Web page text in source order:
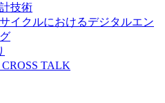
技術
イクルにおけるデジタルエン
TALK